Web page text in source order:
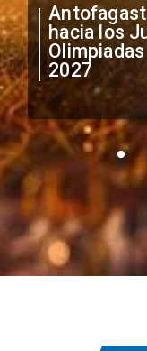
"Falta de
anuncia
irregular
extranjeros